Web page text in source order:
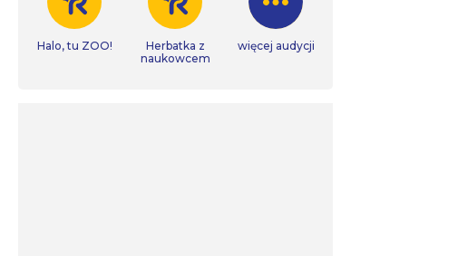
Halo, tu ZOO!
Herbatka z
naukowcem
więcej audycji